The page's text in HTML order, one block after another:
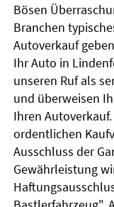
Bösen
Branchen
Autoverkauf
Ihr Auto in
unseren Ruf als
und überweisen
Ihren
ordentlichen
Ausschluss der
Gewährleistung